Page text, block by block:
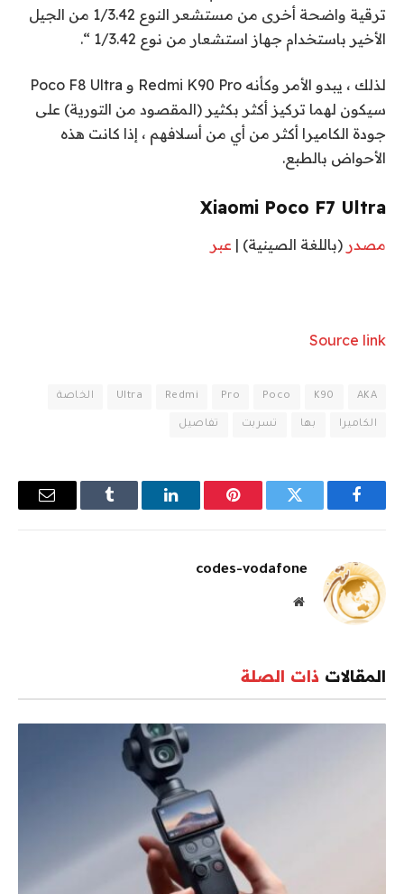
ترقية واضحة أخرى من مستشعر النوع 1/3.42 من الجيل
الأخير باستخدام جهاز استشعار من نوع 1/3.42 “.
لذلك ، يبدو الأمر وكأنه Redmi K90 Pro و Poco F8 Ultra
سيكون لهما تركيز أكثر بكثير (المقصود من التورية) على
جودة الكاميرا أكثر من أي من أسلافهم ، إذا كانت هذه
الأحواض بالطبع.
Xiaomi Poco F7 Ultra
مصدر (باللغة الصينية) | عبر
Source link
AKA
K90
Poco
Pro
Redmi
Ultra الخاصة
الكاميرا بها تسربت تفاصيل
فيسبوك تويتر بينتيريستلينكدإن Tumblr
البريد
codes-vodafone
موقع
المقالات ذات الصلة